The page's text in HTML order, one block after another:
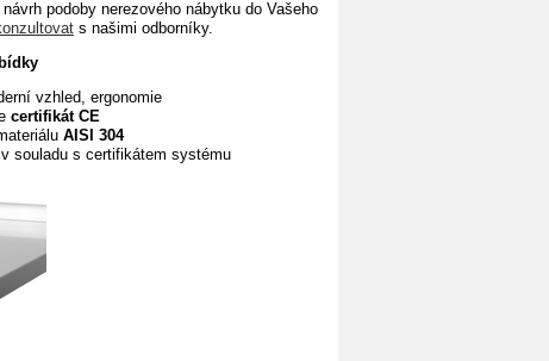
podoby nerezového nábytku do Vašeho
s našimi odborníky.
vzhled, ergonomie
certifikátCE
AISI 304
souladu s certifikátem systému